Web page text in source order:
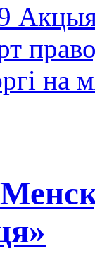
Акцыя
на